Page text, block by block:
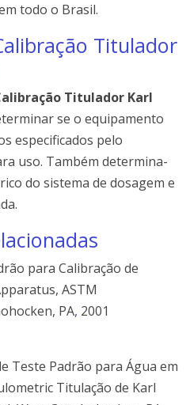
todo o Brasil.
Titulador
Titulador Karl
se o equipamento
especificados pelo
uso. Também determina-
do sistema de dosagem e
para Calibração de
ASTM
PA, 2001
Teste Padrão para Água em
Titulação de Karl